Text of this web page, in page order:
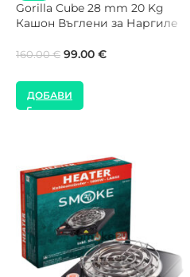
Gorilla Cube 28 mm 20 Kg
Кашон Въглени за Наргиле
160.00€ 99.00 €
ДОБАВИ